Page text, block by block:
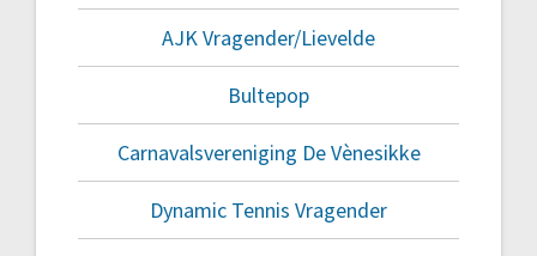
AJK Vragender/Lievelde
Bultepop
Carnavalsvereniging De Vènesikke
Dynamic Tennis Vragender